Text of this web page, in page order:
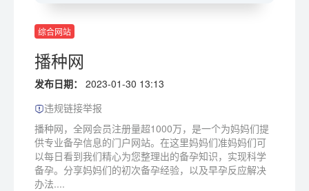
综合网站
播种网
发布日期：
2023-01-30 13:13
违规链接举报
播种网，全网会员注册量超1000万，是一个为妈妈们提
供专业备孕信息的门户网站。在这里妈妈们准妈妈们可
以每日看到我们精心为您整理出的备孕知识，实现科学
备孕。分享妈妈们的初次备孕经验，以及早孕反应解决
办法....